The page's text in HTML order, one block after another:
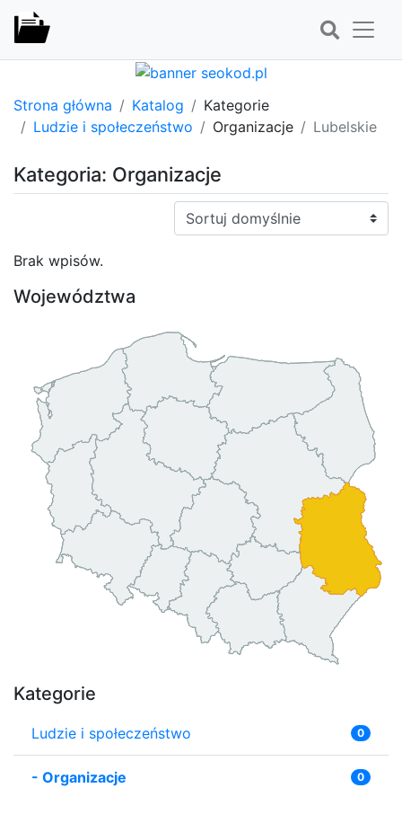
Strona główna Katalog
Kategorie
Ludzie i społeczeństwo
Organizacje Lubelskie
Kategoria: Organizacje
Sortuj:
Brak wpisów.
Województwa
Kategorie
Ludzie i społeczeństwo 0
- Organizacje 0